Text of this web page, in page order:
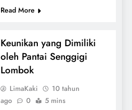
Read More
Keunikan yang Dimiliki
oleh Pantai Senggigi
Lombok
LimaKaki
10 tahun
ago
0 5 mins